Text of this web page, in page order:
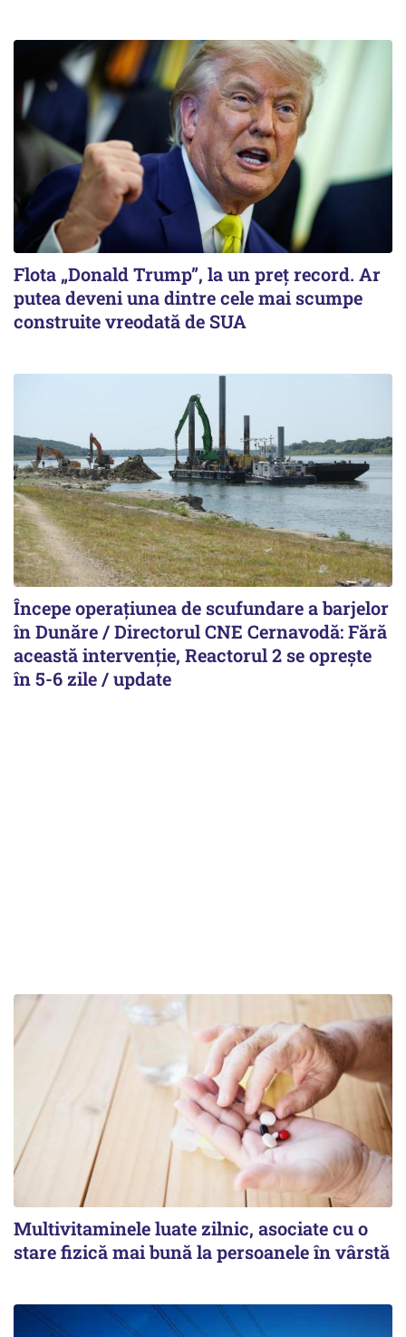
Flota „Donald Trump”, la un preț record. Ar
putea deveni una dintre cele mai scumpe
construite vreodată de SUA
Începe operațiunea de scufundare a barjelor
în Dunăre / Directorul CNE Cernavodă: Fără
această intervenție, Reactorul 2 se oprește
în 5-6 zile / update
Multivitaminele luate zilnic, asociate cu o
stare fizică mai bună la persoanele în vârstă